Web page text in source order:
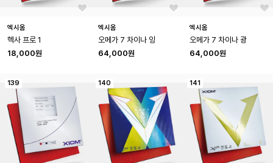
엑시옴
헥사 프로 1
18,000원
엑시옴
오메가 7 차이나 잉
64,000원
엑시옴
오메가 7 차이나 광
64,000원
139 140 141